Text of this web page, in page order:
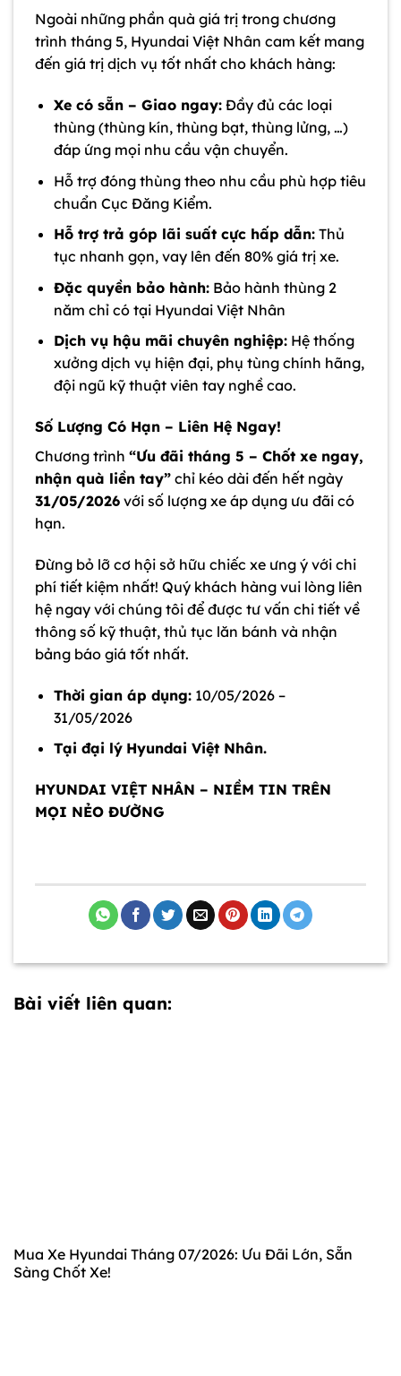
Ngoài những phần quà giá trị trong chương
trình tháng 5, Hyundai Việt Nhân cam kết mang
đến giá trị dịch vụ tốt nhất cho khách hàng:
Xe có sẵn – Giao ngay:Đầy đủ các loại
thùng (thùng kín, thùng bạt, thùng lửng, …)
đáp ứng mọi nhu cầu vận chuyển.
Hỗ trợ đóng thùng theo nhu cầu phù hợp tiêu
chuẩn Cục Đăng Kiểm.
Hỗ trợ trả góp lãi suất cực hấp dẫn:Thủ
tục nhanh gọn, vay lên đến 80% giá trị xe.
Đặc quyền bảo hành:Bảo hành thùng 2
năm chỉ có tại Hyundai Việt Nhân
Dịch vụ hậu mãi chuyên nghiệp:Hệ thống
xưởng dịch vụ hiện đại, phụ tùng chính hãng,
đội ngũ kỹ thuật viên tay nghề cao.
Số Lượng Có Hạn – Liên Hệ Ngay!
Chương trình “Ưu đãi tháng 5 – Chốt xe ngay,
nhận quà liền tay” chỉ kéo dài đến hết ngày
31/05/2026 với số lượng xe áp dụng ưu đãi có
hạn.
Đừng bỏ lỡ cơ hội sở hữu chiếc xe ưng ý với chi
phí tiết kiệm nhất! Quý khách hàng vui lòng liên
hệ ngay với chúng tôi để được tư vấn chi tiết về
thông số kỹ thuật, thủ tục lăn bánh và nhận
bảng báo giá tốt nhất.
Thời gian áp dụng:10/05/2026 –
31/05/2026
Tại đại lý Hyundai Việt Nhân.
HYUNDAI VIỆT NHÂN – NIỀM TIN TRÊN
MỌI NẺO ĐƯỜNG
Bài viết liên quan:
Mua Xe Hyundai Tháng 07/2026: Ưu Đãi Lớn, Sẵn
Sàng Chốt Xe!